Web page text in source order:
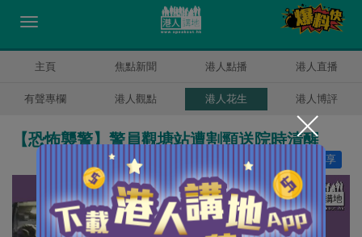
主頁 焦點新聞 港人點播 港人直播
有聲專欄 港人觀點 港人花生 港人博評
【恐怖襲警】警員觀塘站遭割頸送院時清醒
分享
讚好